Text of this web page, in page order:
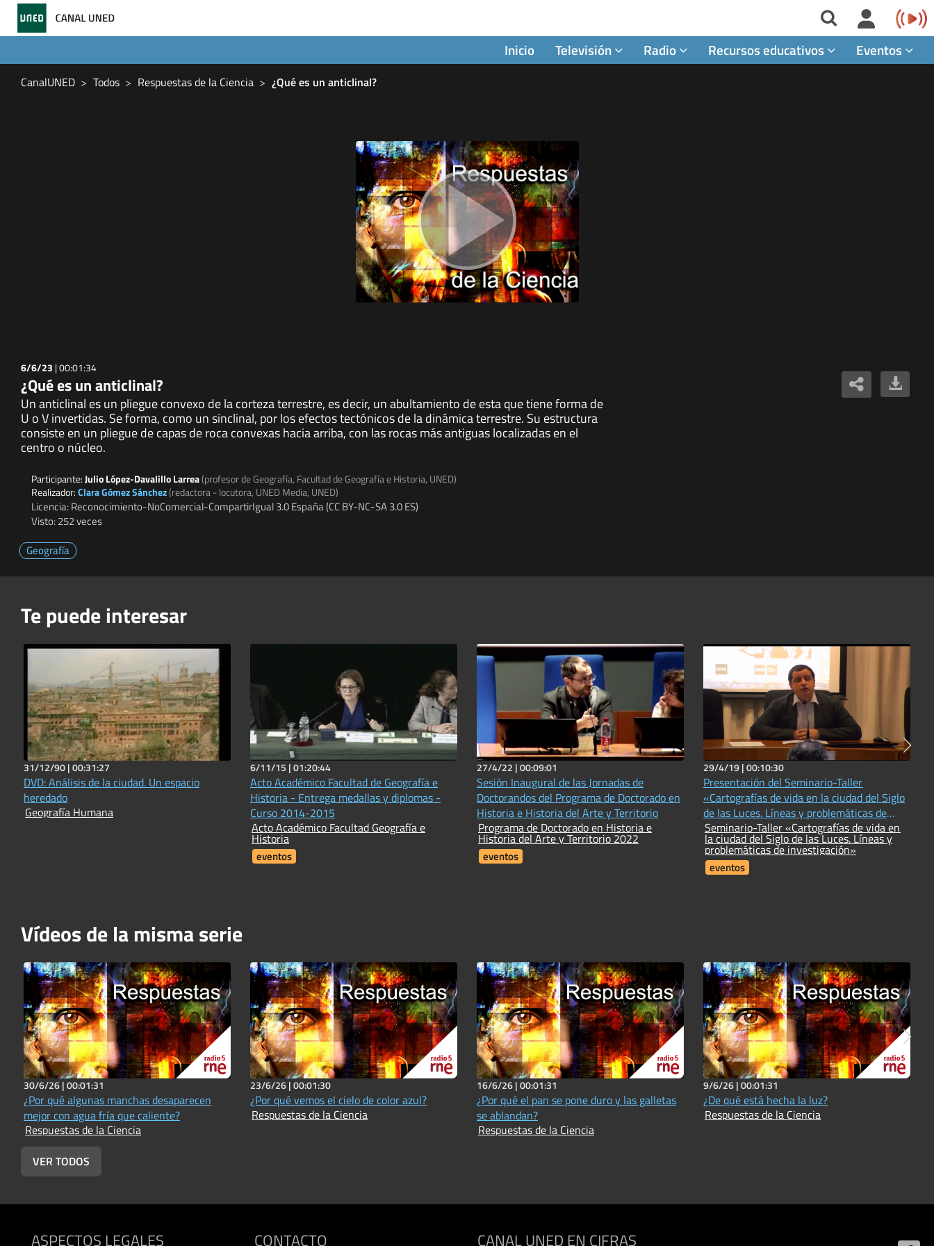
Inicio Televisión Radio Recursos educativos Eventos
CanalUNED Todos Respuestas de la Ciencia ¿Qué es un anticlinal?
6/6/23 |00:01:34
¿Qué es un anticlinal?
Un anticlinal es un pliegue convexo de la corteza terrestre, es decir, un abultamiento de esta que tiene forma de
U o V invertidas. Se forma, como un sinclinal, por los efectos tectónicos de la dinámica terrestre. Su estructura
consiste en un pliegue de capas de roca convexas hacia arriba, con las rocas más antiguas localizadas en el
centro o núcleo.
Participante:Julio López-Davalillo Larrea(profesor de Geografía, Facultad de Geografía e Historia, UNED)
Realizador:Clara Gómez Sánchez(redactora - locutora, UNED Media, UNED)
Licencia: Reconocimiento-NoComercial-CompartirIgual 3.0 España (CC BY-NC-SA 3.0 ES)
Visto: 252 veces
Geografía
Te puede interesar
31/12/90 |00:31:27
DVD: Análisis de la ciudad. Un espacio
heredado
Geografía Humana
6/11/15 |01:20:44
Acto Académico Facultad de Geografía e
Historia - Entrega medallas y diplomas -
Curso 2014-2015
Acto Académico Facultad Geografía e
Historia
eventos
27/4/22 |00:09:01
Sesión Inaugural de las Jornadas de
Doctorandos del Programa de Doctorado en
Historia e Historia del Arte y Territorio
Programa de Doctorado en Historia e
Historia del Arte y Territorio 2022
eventos
29/4/19 |00:10:30
Presentación del Seminario-Taller
«Cartografías de vida en la ciudad del Siglo
de las Luces. Líneas y problemáticas de
investigación»
Seminario-Taller «Cartografías de vida en
la ciudad del Siglo de las Luces. Líneas y
problemáticas de investigación»
eventos
Vídeos de la misma serie
30/6/26 |00:01:31
¿Por qué algunas manchas desaparecen
mejor con agua fría que caliente?
Respuestas de la Ciencia
23/6/26 |00:01:30
¿Por qué vemos el cielo de color azul?
Respuestas de la Ciencia
16/6/26 |00:01:31
¿Por qué el pan se pone duro y las galletas
se ablandan?
Respuestas de la Ciencia
9/6/26 |00:01:31
¿De qué está hecha la luz?
Respuestas de la Ciencia
VER TODOS
ASPECTOS LEGALES CONTACTO CANAL UNED EN CIFRAS